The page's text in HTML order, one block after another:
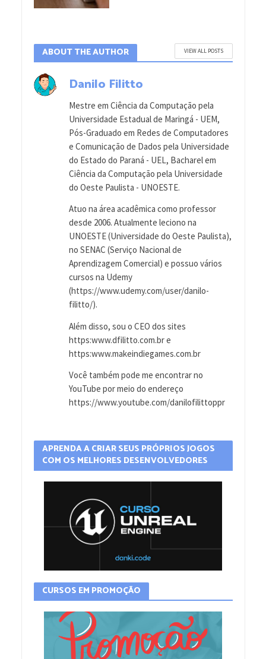
ABOUT THE AUTHOR VIEW ALL POSTS
Danilo Filitto
Mestre em Ciência da Computação pela
Universidade Estadual de Maringá - UEM,
Pós-Graduado em Redes de Computadores
e Comunicação de Dados pela Universidade
do Estado do Paraná - UEL, Bacharel em
Ciência da Computação pela Universidade
do Oeste Paulista - UNOESTE.
Atuo na área acadêmica como professor
desde 2006. Atualmente leciono na
UNOESTE (Universidade do Oeste Paulista),
no SENAC (Serviço Nacional de
Aprendizagem Comercial) e possuo vários
cursos na Udemy
(https://www.udemy.com/user/danilo-
filitto/).
Além disso, sou o CEO dos sites
https:www.dfilitto.com.br e
https:www.makeindiegames.com.br
Você também pode me encontrar no
YouTube por meio do endereço
https://www.youtube.com/danilofilittoppr
APRENDA A CRIAR SEUS PRÓPRIOS JOGOS
COM OS MELHORES DESENVOLVEDORES
CURSOS EM PROMOÇÃO